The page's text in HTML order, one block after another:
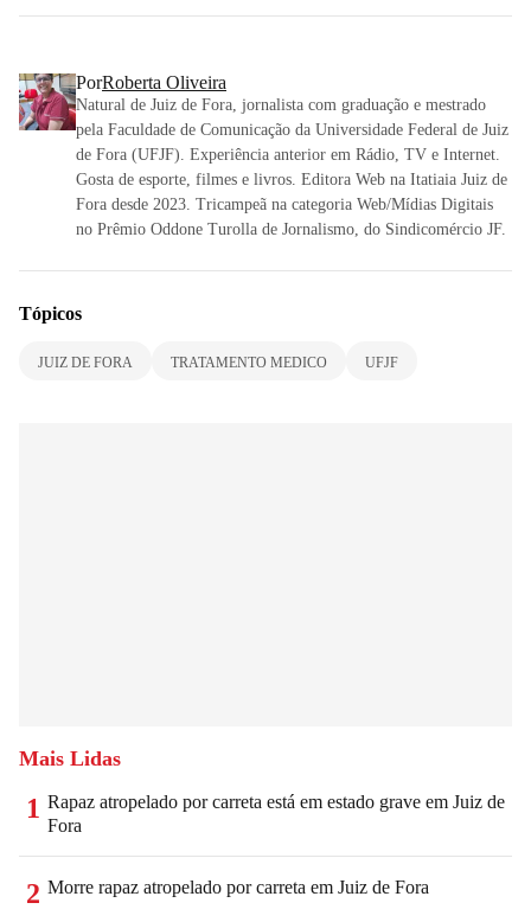
PorRoberta Oliveira
Natural de Juiz de Fora, jornalista com graduação e mestrado
pela Faculdade de Comunicação da Universidade Federal de Juiz
de Fora (UFJF). Experiência anterior em Rádio, TV e Internet.
Gosta de esporte, filmes e livros. Editora Web na Itatiaia Juiz de
Fora desde 2023. Tricampeã na categoria Web/Mídias Digitais
no Prêmio Oddone Turolla de Jornalismo, do Sindicomércio JF.
Tópicos
JUIZ DE FORA TRATAMENTO MEDICO UFJF
Mais Lidas
1 Rapaz atropelado por carreta está em estado grave em Juiz de
Fora
2 Morre rapaz atropelado por carreta em Juiz de Fora